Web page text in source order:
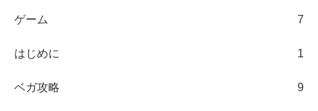
ゲーム 7
はじめに 1
ベガ攻略 9